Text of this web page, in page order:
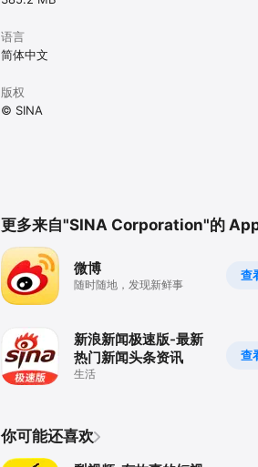
语言
简体中文
版权
© SINA
更多来自"SINA Corporation"的
查
微博
随时随地，发现新鲜事
查
新浪新闻极速版-最新
热门新闻头条资讯
生活
你可能还喜欢